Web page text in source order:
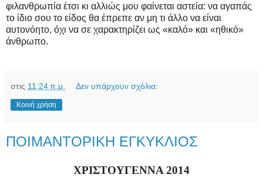
φιλανθρωπία έτσι κι αλλιώς μου φαίνεται αστεία: να αγαπάς
το ίδιο σου το είδος θα έπρεπε αν μη τι άλλο να είναι
αυτονόητο, όχι να σε χαρακτηρίζει ως «καλό» και «ηθικό»
άνθρωπο.
στις 11:24 π.μ. Δεν υπάρχουν σχόλια:
Κοινή χρήση
ΠΟΙ­ΜΑ­ΝΤΟ­ΡΙ­ΚΗ Ε­ΓΚΥ­ΚΛΙ­ΟΣ
ΧΡΙ­ΣΤΟΥ­ΓΕΝ­ΝΑ 2014